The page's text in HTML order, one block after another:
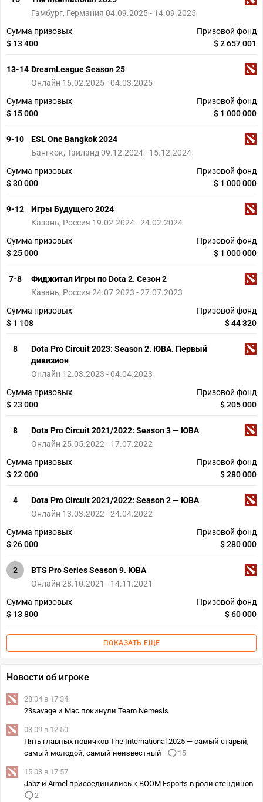
Гамбург, Германия 04.09.2025 - 14.09.2025
Сумма призовых
$ 13 400
Призовой фонд
$ 2 657 001
13-14 DreamLeague Season 25
Онлайн 16.02.2025 - 04.03.2025
Сумма призовых
$ 15 000
Призовой фонд
$ 1 000 000
9-10
ESL One Bangkok 2024
Бангкок, Таиланд 09.12.2024 - 15.12.2024
Сумма призовых
$ 30 000
Призовой фонд
$ 1 000 000
9-12
Игры Будущего 2024
Казань, Россия 19.02.2024 - 24.02.2024
Сумма призовых
$ 25 000
Призовой фонд
$ 1 000 000
7-8
Фиджитал Игры по Dota 2. Сезон 2
Казань, Россия 24.07.2023 - 27.07.2023
Сумма призовых
$ 1 108
Призовой фонд
$ 44 320
8
Dota Pro Circuit 2023: Season 2. ЮВА. Первый
дивизион
Онлайн 12.03.2023 - 04.04.2023
Сумма призовых
$ 23 000
Призовой фонд
$ 205 000
8
Dota Pro Circuit 2021/2022: Season 3 — ЮВА
Онлайн 25.05.2022 - 17.07.2022
Сумма призовых
$ 22 000
Призовой фонд
$ 280 000
4
Dota Pro Circuit 2021/2022: Season 2 — ЮВА
Онлайн 13.03.2022 - 24.04.2022
Сумма призовых
$ 26 000
Призовой фонд
$ 280 000
2
BTS Pro Series Season 9. ЮВА
Онлайн 28.10.2021 - 14.11.2021
Сумма призовых
$ 13 800
Призовой фонд
$ 60 000
ПОКАЗАТЬ ЕЩЕ
Новости об игроке
28.04 в 17:34
23savage и Mac покинули Team Nemesis
03.09 в 12:50
Пять главных новичков The International 2025 — самый старый,
самый молодой, самый неизвестный
15
15.03 в 17:57
Jabz и Armel присоединились к BOOM Esports в роли стендинов
2